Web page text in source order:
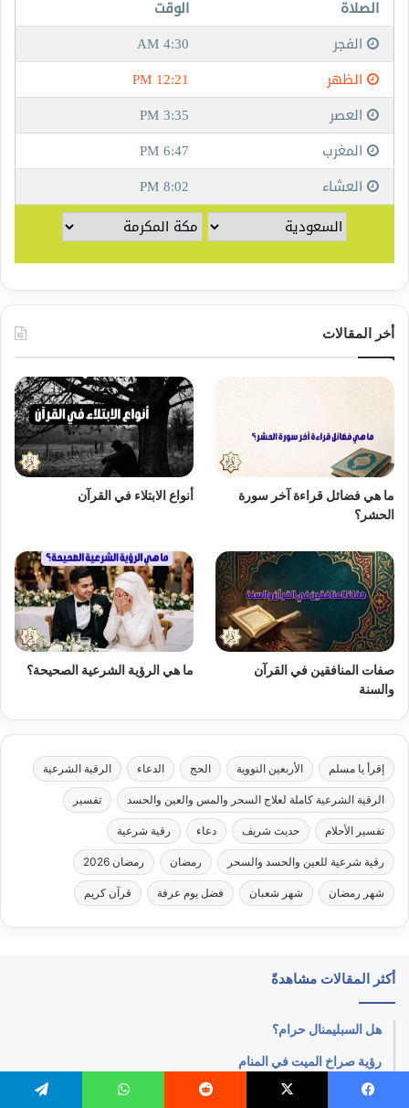
أخر المقالات
ما هي فضائل قراءة آخر سورة
الحشر؟
أنواع الابتلاء في القرآن
صفات المنافقين في القرآن
والسنة
ما هي الرؤية الشرعية الصحيحة؟
إقرأ يا مسلم الأربعين النووية الحج الدعاء الرقية الشرعية
الرقية الشرعية كاملة لعلاج السحر والمس والعين والحسد تفسير
تفسير الأحلام حديث شريف دعاء رقية شرعية
رقية شرعية للعين والحسد والسحر رمضان رمضان 2026
شهر رمضان شهر شعبان فضل يوم عرفة قرآن كريم
أكثر المقالات مشاهدةً
هل السبليمنال حرام؟
رؤية صراخ الميت في المنام
11 تفسير حلم قبر يحترق ويشعل بشدة في المنام؟